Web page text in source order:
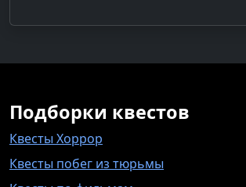
Подборки квестов
Квесты Хоррор
Квесты побег из тюрьмы